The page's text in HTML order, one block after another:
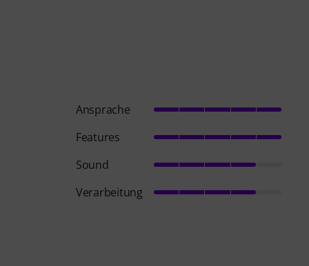
Ansprache
Features
Sound
Verarbeitung